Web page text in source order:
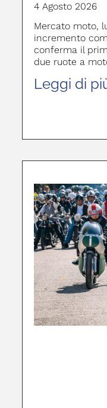
4 Agosto 2026
Mercato moto,
incremento
conferma il
due ruote a
Leggi di